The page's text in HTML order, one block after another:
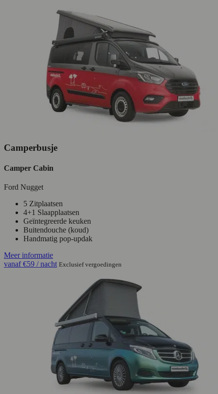
Camperbusje
Camper Cabin
Ford Nugget
5 Zitplaatsen
4+1 Slaapplaatsen
Geïntegreerde keuken
Buitendouche (koud)
Handmatig pop-updak
Meer informatie
vanaf€59 / nacht Exclusief vergoedingen